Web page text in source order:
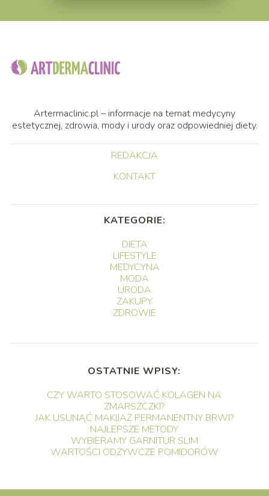
Artermaclinic.pl – informacje na temat medycyny
estetycznej, zdrowia, mody i urody oraz odpowiedniej diety.
REDAKCJA
KONTAKT
KATEGORIE:
DIETA
LIFESTYLE
MEDYCYNA
MODA
URODA
ZAKUPY
ZDROWIE
OSTATNIE WPISY:
CZY WARTO STOSOWAĆ KOLAGEN NA
ZMARSZCZKI?
JAK USUNĄĆ MAKIJAŻ PERMANENTNY BRWI?
NAJLEPSZE METODY
WYBIERAMY GARNITUR SLIM
WARTOŚCI ODŻYWCZE POMIDORÓW